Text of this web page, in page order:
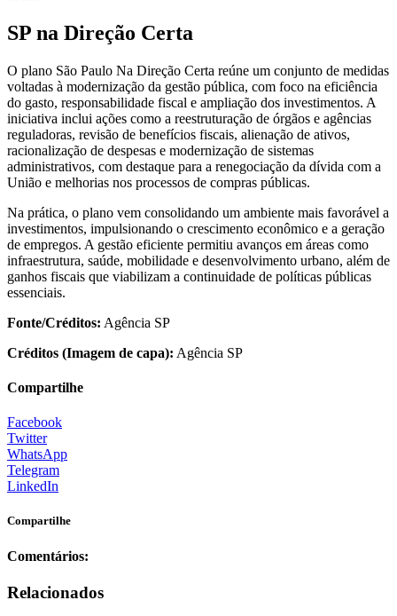
SP na Direção Certa
O plano São Paulo Na Direção Certa reúne um conjunto de medidas
voltadas à modernização da gestão pública, com foco na eficiência
do gasto, responsabilidade fiscal e ampliação dos investimentos. A
iniciativa inclui ações como a reestruturação de órgãos e agências
reguladoras, revisão de benefícios fiscais, alienação de ativos,
racionalização de despesas e modernização de sistemas
administrativos, com destaque para a renegociação da dívida com a
União e melhorias nos processos de compras públicas.
Na prática, o plano vem consolidando um ambiente mais favorável a
investimentos, impulsionando o crescimento econômico e a geração
de empregos. A gestão eficiente permitiu avanços em áreas como
infraestrutura, saúde, mobilidade e desenvolvimento urbano, além de
ganhos fiscais que viabilizam a continuidade de políticas públicas
essenciais.
Fonte/Créditos: Agência SP
Créditos (Imagem de capa): Agência SP
Compartilhe
Facebook
Twitter
WhatsApp
Telegram
LinkedIn
Compartilhe
Comentários:
Relacionados